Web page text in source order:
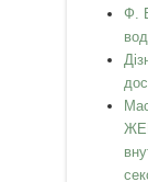
Ф.